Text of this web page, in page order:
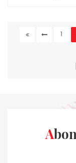
1
Abonnez-Vous À Notre